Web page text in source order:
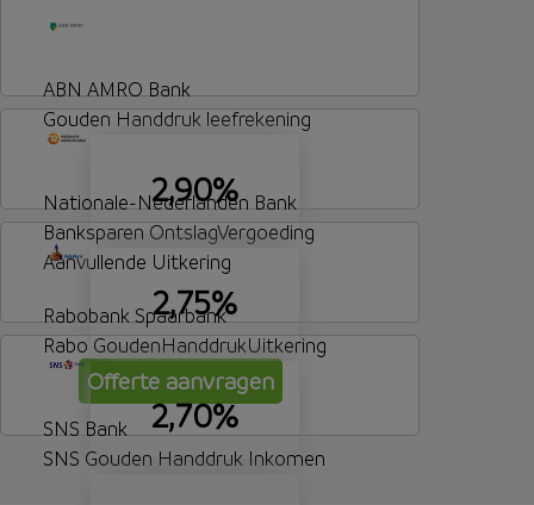
ABN AMRO Bank
Gouden Handdruk leefrekening
2,90%
Nationale-Nederlanden Bank
Banksparen OntslagVergoeding
Aanvullende Uitkering
2,75%
Offerte aanvragen
Rabobank Spaarbank
Rabo GoudenHanddrukUitkering
2,70%
SNS Bank
SNS Gouden Handdruk Inkomen